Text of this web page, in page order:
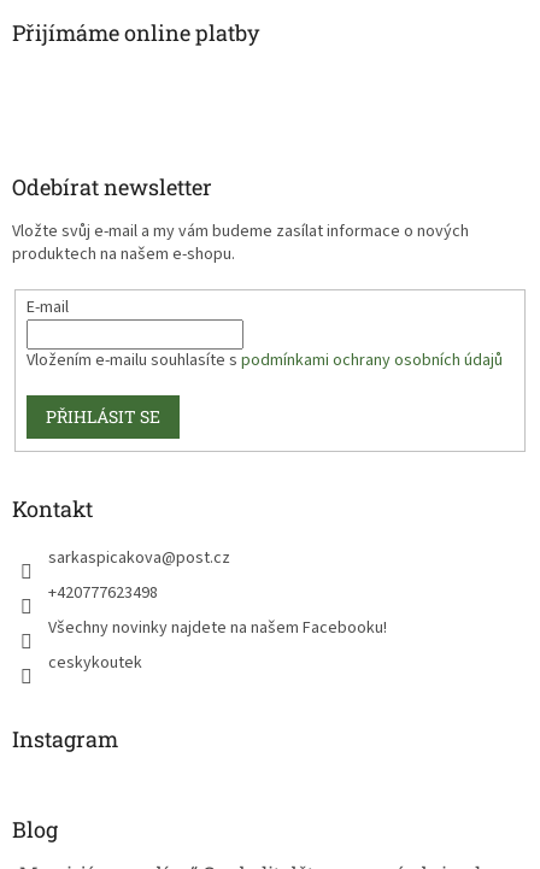
Přijímáme online platby
Odebírat newsletter
Vložte svůj e-mail a my vám budeme zasílat informace o nových
produktech na našem e-shopu.
E-mail
Vložením e-mailu souhlasíte s podmínkami ochrany osobních údajů
PŘIHLÁSIT SE
Kontakt
sarkaspicakova@post.cz
+420777623498
Všechny novinky najdete na našem Facebooku!
ceskykoutek
Instagram
Blog